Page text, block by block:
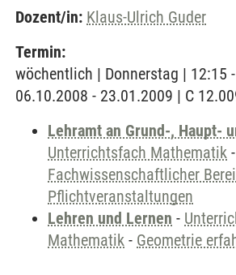
Dozent/in: Klaus-Ulrich Guder
Termin:
wöchentlich | Donnerstag | 12:15
06.10.2008 - 23.01.2009 | C
Lehramt an Grund-, Haupt-
Unterrichtsfach Mathematik -
Fachwissenschaftlicher
Pflichtveranstaltungen
Lehren und Lernen -
Mathematik - Geometrie